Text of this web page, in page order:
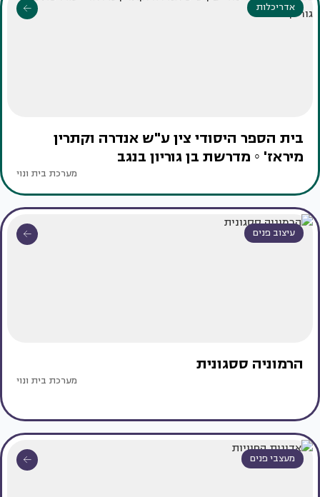
אדריכלות
בית הספר היסודי צין ע"ש אנדרה וקתרין
מיראז' ◦ מדרשת בן גוריון בנגב
מערכת בית ונוי
עיצוב פנים
הרמוניה ססגונית
מערכת בית ונוי
מעצבי פנים